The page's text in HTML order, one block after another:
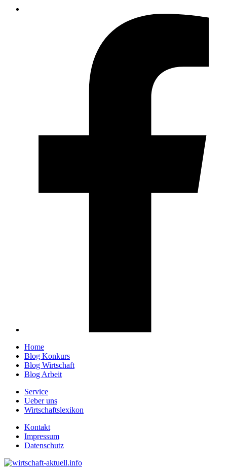
Home
Blog Konkurs
Blog Wirtschaft
Blog Arbeit
Service
Ueber uns
Wirtschaftslexikon
Kontakt
Impressum
Datenschutz